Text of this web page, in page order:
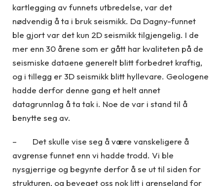
kartlegging av funnets utbredelse, var det
nødvendig å ta i bruk seismikk. Da Dagny-funnet
ble gjort var det kun 2D seismikk tilgjengelig. I de
mer enn 30 årene som er gått har kvaliteten på de
seismiske dataene generelt blitt forbedret kraftig,
og i tillegg er 3D seismikk blitt hyllevare. Geologene
hadde derfor denne gang et helt annet
datagrunnlag å ta tak i. Noe de var i stand til å
benytte seg av.
– Det skulle vise seg å være vanskeligere å
avgrense funnet enn vi hadde trodd. Vi ble
nysgjerrige og begynte derfor å se ut til siden for
strukturen, og beveget oss nok litt i grenseland for